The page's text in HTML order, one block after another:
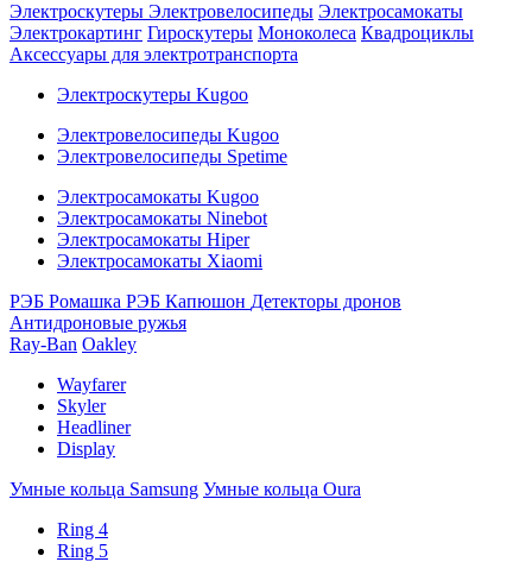
Электроскутеры Электровелосипеды Электросамокаты
Электрокартинг Гироскутеры Моноколеса Квадроциклы
Аксессуары для электротранспорта
Электроскутеры Kugoo
Электровелосипеды Kugoo
Электровелосипеды Spetime
Электросамокаты Kugoo
Электросамокаты Ninebot
Электросамокаты Hiper
Электросамокаты Xiaomi
РЭБ Ромашка РЭБ Капюшон Детекторы дронов
Антидроновые ружья
Ray-Ban Oakley
Wayfarer
Skyler
Headliner
Display
Умные кольца Samsung Умные кольца Oura
Ring 4
Ring 5